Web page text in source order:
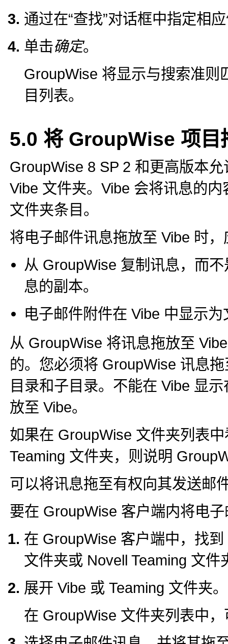
通过在“查找”对话框中指定相
单击确定。
GroupWise 将显示与搜索准则
目列表。
5.0 将 GroupWise 项目
GroupWise 8 SP 2 和更高版本
Vibe 文件夹。Vibe 会将讯息的
文件夹条目。
将电子邮件讯息拖放至 Vibe 时
从 GroupWise 复制讯息，而
息的副本。
电子邮件附件在 Vibe 中显示
从 GroupWise 将讯息拖放至
的。您必须将 GroupWise 讯息
目录和子目录。不能在 Vibe 显
放至 Vibe。
如果在 GroupWise 文件夹列表
Teaming 文件夹，则说明
可以将讯息拖至有权向其发送邮
要在 GroupWise 客户端内将电
在 GroupWise 客户端中，找
文件夹或 Novell Teaming 文件
展开 Vibe 或 Teaming 文件夹。
在 GroupWise 文件夹列表中